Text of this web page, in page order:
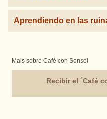
Aprendiendo en las
Mais sobre Café con Sensei
Recibir el ´Café